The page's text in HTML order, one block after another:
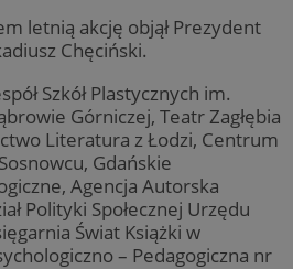
letnią akcję objął Prezydent
Chęciński.
Szkół Plastycznych im.
Górniczej, Teatr Zagłębia
Literatura z Łodzi, Centrum
Gdańskie
Agencja Autorska
Polityki Społecznej Urzędu
Świat Książki w
– Pedagogiczna nr